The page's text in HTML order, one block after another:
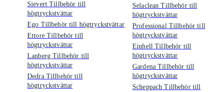
Sievert Tillbehör till
högtryckstvättar
Ego Tillbehör till högtryckstvättar
Ettore Tillbehör till
högtryckstvättar
Lanberg Tillbehör till
högtryckstvättar
Dedra Tillbehör till
högtryckstvättar
Selaclean Tillbehör till
högtryckstvättar
Professional Tillbehör till
högtryckstvättar
Einhell Tillbehör till
högtryckstvättar
Gardena Tillbehör till
högtryckstvättar
Scheppach Tillbehör till